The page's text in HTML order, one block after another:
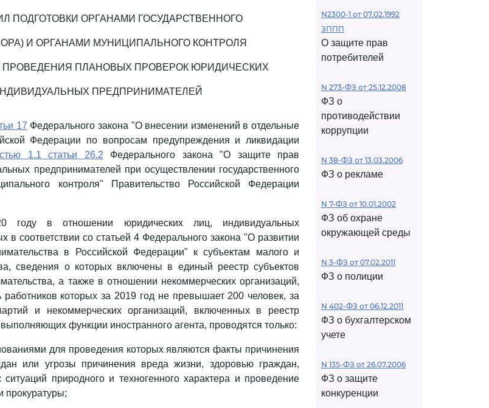
ПОДГОТОВКИ ОРГАНАМИ ГОСУДАРСТВЕННОГО
И ОРГАНАМИ МУНИЦИПАЛЬНОГО КОНТРОЛЯ
ПЛАНОВЫХ ПРОВЕРОК ЮРИДИЧЕСКИХ
ПРЕДПРИНИМАТЕЛЕЙ
17 Федерального закона "О внесении изменений в отдельные
Федерации по вопросам предупреждения и ликвидации
1.1 статьи 26.2 Федерального закона "О защите прав
предпринимателей при осуществлении государственного
контроля" Правительство Российской Федерации
году в отношении юридических лиц, индивидуальных
в соответствии со статьей 4 Федерального закона "О развитии
в Российской Федерации" к субъектам малого и
сведения о которых включены в единый реестр субъектов
а также в отношении некоммерческих организаций,
работников которых за 2019 год не превышает 200 человек, за
и некоммерческих организаций, включенных в реестр
функции иностранного агента, проводятся только:
для проведения которых являются факты причинения
или угрозы причинения вреда жизни, здоровью граждан,
природного и техногенного характера и проведение
прокуратуры;
N2300-1 от 07.02.1992
ЗППП
О защите прав
потребителей
N 273-ФЗ от 25.12.2008
ФЗ о
противодействии
коррупции
N 38-ФЗ от 13.03.2006
ФЗ о рекламе
N 7-ФЗ от 10.01.2002
ФЗ об охране
окружающей среды
N 3-ФЗ от 07.02.2011
ФЗ о полиции
N 402-ФЗ от 06.12.2011
ФЗ о бухгалтерском
учете
N 135-ФЗ от 26.07.2006
ФЗ о защите
конкуренции